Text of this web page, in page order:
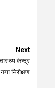
Next
केन्द्र
निरीक्षण